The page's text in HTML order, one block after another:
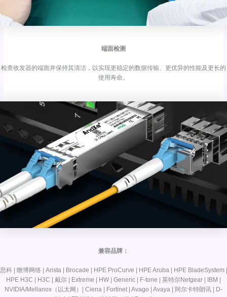
端面检测
检查收发器的端面并保持其清洁，以实现更稳定的数据传输、更优异的性能及更长的
使用寿命。
兼容品牌：
思科 | 瞻博网络 | Arista | Brocade | HPE ProCurve | HPE Aruba | HPE BladeSystem |
HPE H3C | H3C | 戴尔 | Extreme | HW | Generic | F-tone | 英特尔Netgear | IBM |
NVIDIA/Mellanox（以太网）| Ciena | Fortinet | Avago | Avaya | 阿尔卡特朗讯 | D-